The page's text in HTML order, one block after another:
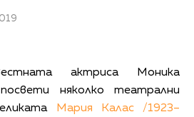
актриса Моника
няколко театрални
Мария Калас /1923–